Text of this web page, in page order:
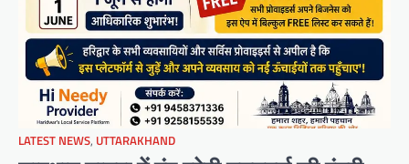
LATEST NEWS, UTTARAKHAND